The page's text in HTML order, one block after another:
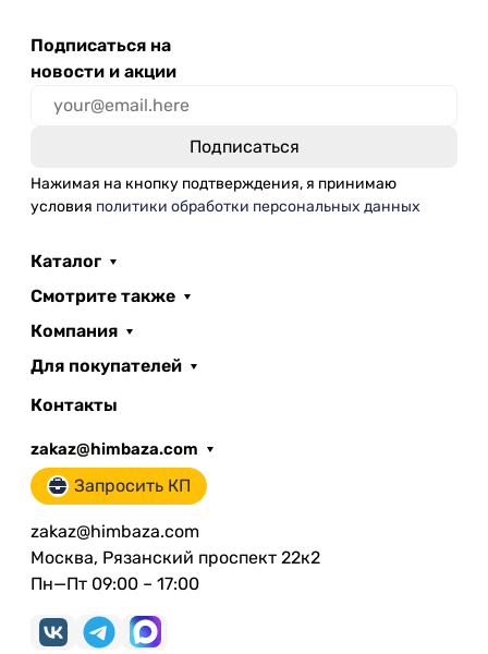
Подписаться на
новости и акции
Нажимая на кнопку подтверждения, я принимаю
условия политики обработки персональных данных
Каталог
Смотрите также
Компания
Для покупателей
Контакты
zakaz@himbaza.com
Запросить КП
zakaz@himbaza.com
Москва, Рязанский проспект 22к2
Пн—Пт 09:00 – 17:00